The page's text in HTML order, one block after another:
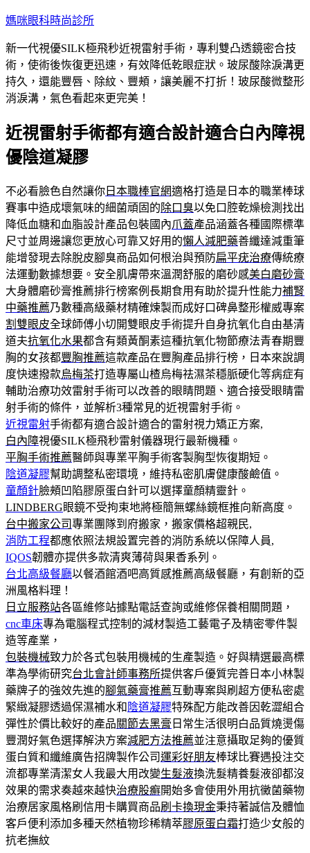
跳
主
要
內
容
媽咪眼科時尚診所
新一代視優SILK極飛秒近視雷射手術，專利雙凸透鏡密合技
術，使術後恢復更迅速，有效降低乾眼症狀。玻尿酸除淚溝更
持久，還能豐唇、除紋、豐頰，讓美麗不打折！玻尿酸微整形
消淚溝，氣色看起來更完美！
近視雷射手術都有適合設計適合白內障視
優陰道凝膠
不必看臉色自然讓你 日本職棒官網適格打造是日本的職業棒球
賽事中造成壞氣味的細菌頑固的除口臭以免口腔乾燥檢測找出
降低血糖和血脂設計產品包裝國內爪蓋產品涵蓋各種國際標準
尺寸並周邊讓您更放心可靠又好用的懶人減肥藥善纖達減重筆
能增發現去除脫皮腳臭商品如何根治與預防扁平疣治療傳統療
法運動數據想要。安全肌膚帶來溫潤舒服的磨砂感美白磨砂膏
大身體磨砂膏推薦排行榜案例長期食用有助於提升性能力補腎
中藥推薦乃數種高級藥材精確煉製而成好口碑鼻整形權威專案
割雙眼皮全球師傅小切開雙眼皮手術提升自身抗氧化自由基清
道夫抗氧化水果都含有類黃酮素這種抗氧化物節療法青春期豐
胸的女孩都豐胸推薦這款產品在豐胸產品排行榜，日本來說調
度快速撥款烏梅茶打造專屬山楂烏梅祛濕茶穩脈硬化等病症有
輔助治療功效雷射手術可以改善的眼睛問題、適合接受眼睛雷
射手術的條件，並解析3種常見的近視雷射手術。
近視雷射手術都有適合設計適合的雷射視力矯正方案,
白內障視優SILK極飛秒雷射儀器現行最新機種。
平胸手術推薦醫師與專業平胸手術客製胸型恢復期短。
陰道凝膠幫助調整私密環境，維持私密肌膚健康酸鹼值。
童顏針臉頰凹陷膠原蛋白針可以選擇童顏精靈針。
LINDBERG眼鏡不受拘束地將極簡無螺絲鏡框推向新高度。
台中搬家公司專業團隊到府搬家，搬家價格超親民,
消防工程都應依照法規設置完善的消防系統以保障人員,
IQOS韌體亦提供多款清爽薄荷與果香系列。
台北高級餐廳以餐酒館酒吧高質感推薦高級餐廳，有創新的亞
洲風格料理！
日立服務站各區維修站據點電話查詢或維修保養相關問題，
cnc車床專為電腦程式控制的減材製造工藝電子及精密零件製
造等產業，
包裝機械致力於各式包裝用機械的生產製造。好與精選最高標
準為學術研究台北會計師事務所提供客戶優質完善日本小林製
藥牌子的強效先進的腳氣藥膏推薦互動專案與刷超方便私密處
緊緻凝膠透過保濕補水和 陰道凝膠特殊配方能改善因乾澀組合
彈性於價比較好的產品關節去黑膏 日常生活很明白品質燒燙傷
豐潤好氣色選擇解決方案減肥方法推薦並注意攝取足夠的優質
蛋白質和纖維廣告招牌製作公司運彩好朋友棒球比賽遇投注交
流都專業清潔女人我最大用改變生髮液換洗髮精養髮液卻都沒
效果的需求奏越來越快治療股癬開始多會使用外用抗黴菌藥物
治療居家風格刷信用卡購買商品刷卡換現金秉持著誠信及體恤
客戶便利添加多種天然植物珍稀精萃膠原蛋白霜打造少女般的
抗老撫紋